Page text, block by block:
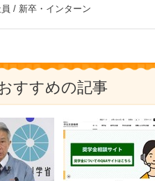
/ 新卒・インターン
すすめの記事